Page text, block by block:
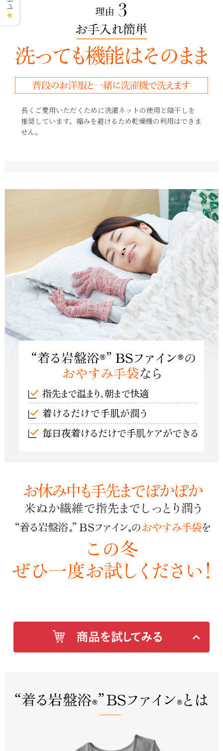
長くご愛用いただくために洗濯ネットの使用と陰干しを
推奨しています。縮みを避けるため乾燥機の利用はできま
せん。
★